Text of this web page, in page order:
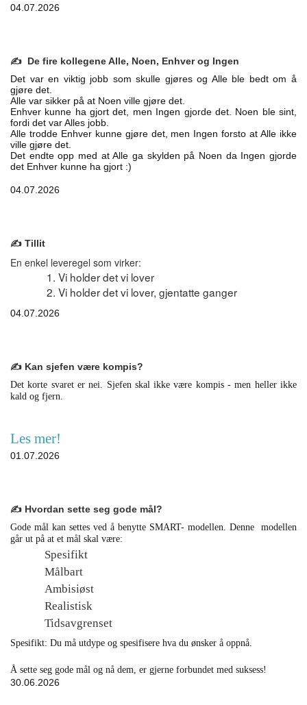
04.07.2026
✍️ De fire kollegene Alle, Noen, Enhver og Ingen
Det var en viktig jobb som skulle gjøres og Alle ble bedt om å
gjøre det.
Alle var sikker på at Noen ville gjøre det.
Enhver kunne ha gjort det, men Ingen gjorde det. Noen ble sint,
fordi det var Alles jobb.
Alle trodde Enhver kunne gjøre det, men Ingen forsto at Alle ikke
ville gjøre det.
Det endte opp med at Alle ga skylden på Noen da Ingen gjorde
det Enhver kunne ha gjort :)
04.07.2026
✍️ Tillit
En enkel leveregel som virker:
Vi holder det vi lover
Vi holder det vi lover, gjentatte ganger
04.07.2026
✍️ Kan sjefen være kompis?
Det korte svaret er nei. Sjefen skal ikke være kompis - men heller ikke
kald og fjern.
Les mer!
01.07.2026
✍️ Hvordan sette seg gode mål?
Gode mål kan settes ved å benytte SMART- modellen. Denne modellen
går ut på at et mål skal være:
Spesifikt
Målbart
Ambisiøst
Realistisk
Tidsavgrenset
Spesifikt: Du må utdype og spesifisere hva du ønsker å oppnå.
Å sette seg gode mål og nå dem, er gjerne forbundet med suksess!
30.06.2026